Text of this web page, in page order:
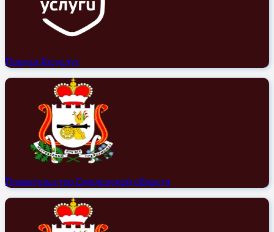
Портал Госуслуг
Правительство Смоленской области